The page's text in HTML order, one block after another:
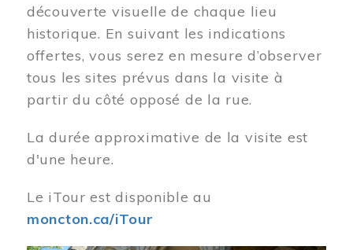
découverte visuelle de chaque lieu
historique. En suivant les indications
offertes, vous serez en mesure d’observer
tous les sites prévus dans la visite à
partir du côté opposé de la rue.
La durée approximative de la visite est
d'une heure.
Le iTour est disponible au
moncton.ca/iTour